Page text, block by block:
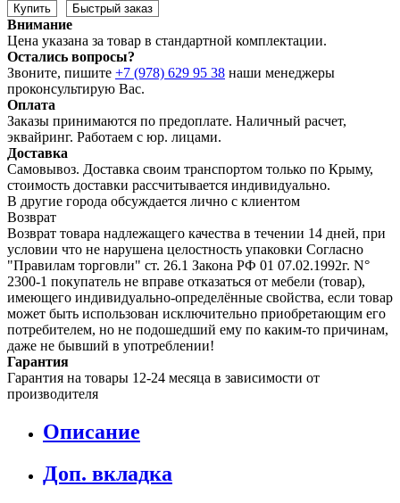
Купить Быстрый заказ
Внимание
Цена указана за товар в стандартной комплектации.
Остались вопросы?
Звоните, пишите +7 (978) 629 95 38 наши менеджеры
проконсультирую Вас.
Оплата
Заказы принимаются по предоплате. Наличный расчет,
эквайринг. Работаем с юр. лицами.
Доставка
Самовывоз. Доставка своим транспортом только по Крыму,
стоимость доставки рассчитывается индивидуально.
В другие города обсуждается лично с клиентом
Возврат
Возврат товара надлежащего качества в течении 14 дней, при
условии что не нарушена целостность упаковки Согласно
"Правилам торговли" ст. 26.1 Закона РФ 01 07.02.1992г. N°
2300-1 покупатель не вправе отказаться от мебели (товар),
имеющего индивидуально-определённые свойства, если товар
может быть использован исключительно приобретающим его
потребителем, но не подошедший eмy по каким-то причинам,
даже не бывший в употреблении!
Гарантия
Гарантия на товары 12-24 месяца в зависимости от
производителя
Описание
Доп. вкладка